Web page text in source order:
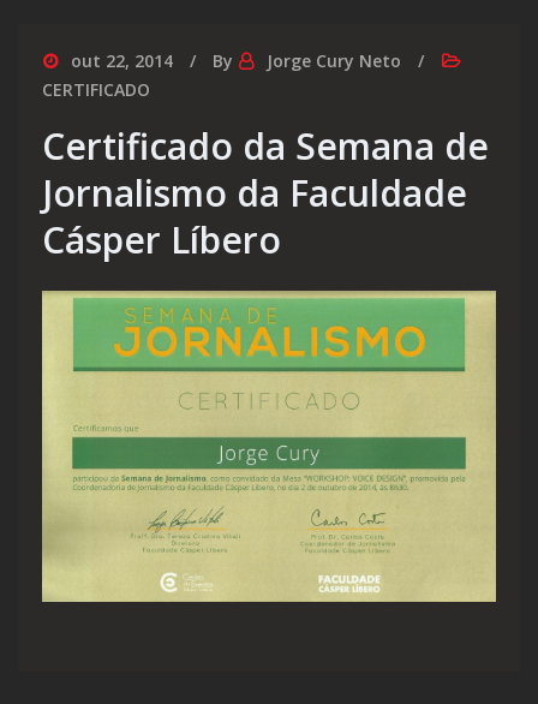
out 22, 2014 By
Jorge Cury Neto
CERTIFICADO
Certificado da Semana de
Jornalismo da Faculdade
Cásper Líbero